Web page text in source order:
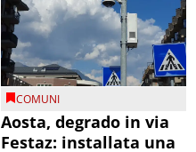
COMUNI
Aosta, degrado in via
Festaz: installata una